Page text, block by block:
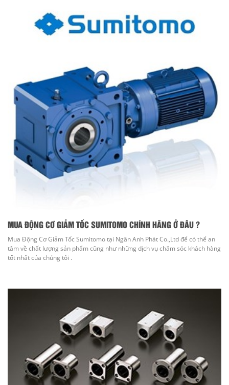
MUA ĐỘNG CƠ GIẢM TỐC SUMITOMO CHÍNH HÃNG Ở ĐÂU ?
Mua Động Cơ Giảm Tốc Sumitomo tại Ngân Anh Phát Co.,Ltd để có thể an
tâm về chất lượng sản phẩm cũng như những dịch vụ chăm sóc khách hàng
tốt nhất của chúng tôi .